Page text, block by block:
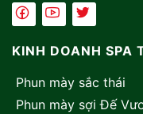
KINH DOANH SPA
Phun mày sắc thái
Phun mày sợi Đế